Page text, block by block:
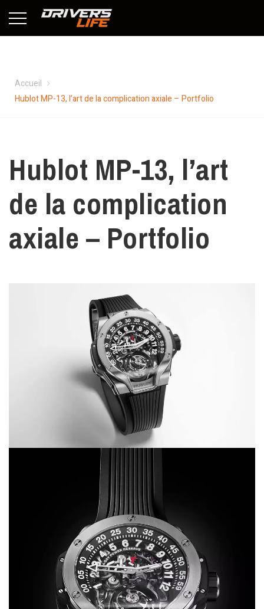
Accueil
Hublot MP-13, l’art de la complication axiale – Portfolio
Hublot MP-13, l’art
de la complication
axiale – Portfolio